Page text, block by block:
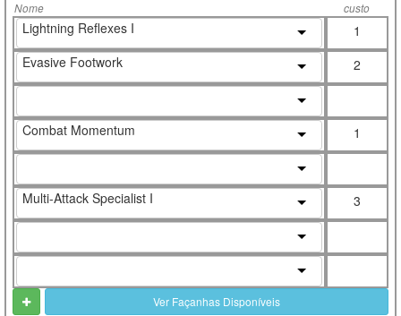
Nome
custo
Lightning Reflexes I
1
Evasive Footwork
2
Combat Momentum 1
Multi-Attack Specialist I 3
Ver Façanhas Disponíveis